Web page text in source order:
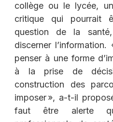
collège ou le lycée,
critique qui pourrait
question de la
discerner
penser à une forme
à la prise de
construction des
imposer », a-t-il
faut être alerte